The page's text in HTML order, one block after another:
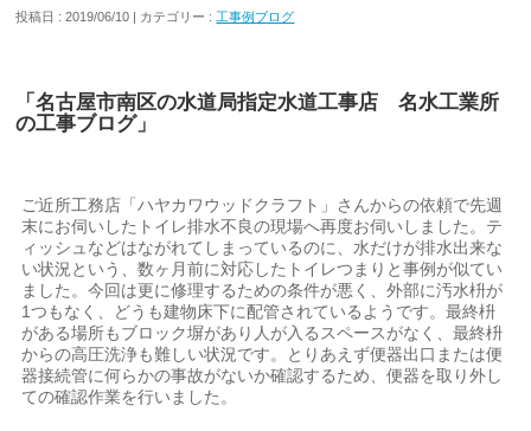
投稿日 : 2019/06/10 | カテゴリー : 工事例ブログ
「名古屋市南区の水道局指定水道工事店 名水工業所
の工事ブログ」
ご近所工務店「ハヤカワウッドクラフト」さんからの依頼で先週
末にお伺いしたトイレ排水不良の現場へ再度お伺いしました。テ
ィッシュなどはながれてしまっているのに、水だけが排水出来な
い状況という、数ヶ月前に対応したトイレつまりと事例が似てい
ました。今回は更に修理するための条件が悪く、外部に汚水枡が
1つもなく、どうも建物床下に配管されているようです。最終枡
がある場所もブロック塀があり人が入るスペースがなく、最終枡
からの高圧洗浄も難しい状況です。とりあえず便器出口または便
器接続管に何らかの事故がないか確認するため、便器を取り外し
ての確認作業を行いました。